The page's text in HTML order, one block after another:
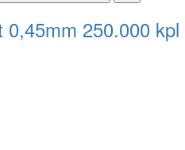
0,45mm 250.000 kpl